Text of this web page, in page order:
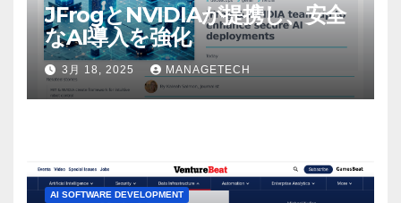
JFrogとNVIDIAが提携し、安全
なAI導入を強化
3月 18, 2025 MANAGETECH
AI SOFTWARE DEVELOPMENT